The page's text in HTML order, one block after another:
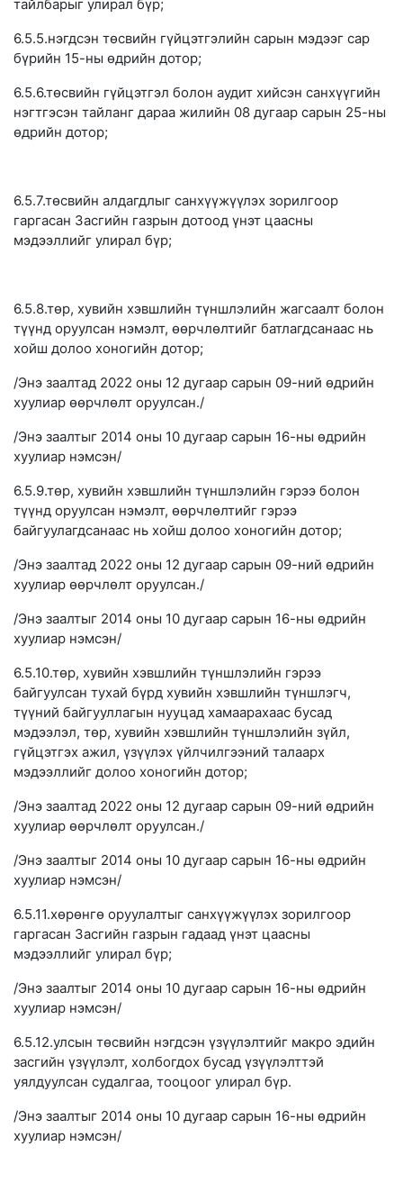
тайлбарыг улирал бүр;
6.5.5.нэгдсэн төсвийн гүйцэтгэлийн сарын мэдээг сар
бүрийн 15-ны өдрийн дотор;
6.5.6.төсвийн гүйцэтгэл болон аудит хийсэн санхүүгийн
нэгтгэсэн тайланг дараа жилийн 08 дугаар сарын 25-ны
өдрийн дотор;
6.5.7.төсвийн алдагдлыг санхүүжүүлэх зорилгоор
гаргасан Засгийн газрын дотоод үнэт цаасны
мэдээллийг улирал бүр;
6.5.8.төр, хувийн хэвшлийн түншлэлийн жагсаалт болон
түүнд оруулсан нэмэлт, өөрчлөлтийг батлагдсанаас нь
хойш долоо хоногийн дотор;
/Энэ заалтад 2022 оны 12 дугаар сарын 09-ний өдрийн
хуулиар өөрчлөлт оруулсан./
/Энэ заалтыг 2014 оны 10 дугаар сарын 16-ны өдрийн
хуулиар нэмсэн/
6.5.9.төр, хувийн хэвшлийн түншлэлийн гэрээ болон
түүнд оруулсан нэмэлт, өөрчлөлтийг гэрээ
байгуулагдсанаас нь хойш долоо хоногийн дотор;
/Энэ заалтад 2022 оны 12 дугаар сарын 09-ний өдрийн
хуулиар өөрчлөлт оруулсан./
/Энэ заалтыг 2014 оны 10 дугаар сарын 16-ны өдрийн
хуулиар нэмсэн/
6.5.10.төр, хувийн хэвшлийн түншлэлийн гэрээ
байгуулсан тухай бүрд хувийн хэвшлийн түншлэгч,
түүний байгууллагын нууцад хамаарахаас бусад
мэдээлэл, төр, хувийн хэвшлийн түншлэлийн зүйл,
гүйцэтгэх ажил, үзүүлэх үйлчилгээний талаарх
мэдээллийг долоо хоногийн дотор;
/Энэ заалтад 2022 оны 12 дугаар сарын 09-ний өдрийн
хуулиар өөрчлөлт оруулсан./
/Энэ заалтыг 2014 оны 10 дугаар сарын 16-ны өдрийн
хуулиар нэмсэн/
6.5.11.хөрөнгө оруулалтыг санхүүжүүлэх зорилгоор
гаргасан Засгийн газрын гадаад үнэт цаасны
мэдээллийг улирал бүр;
/Энэ заалтыг 2014 оны 10 дугаар сарын 16-ны өдрийн
хуулиар нэмсэн/
6.5.12.улсын төсвийн нэгдсэн үзүүлэлтийг макро эдийн
засгийн үзүүлэлт, холбогдох бусад үзүүлэлттэй
уялдуулсан судалгаа, тооцоог улирал бүр.
/Энэ заалтыг 2014 оны 10 дугаар сарын 16-ны өдрийн
хуулиар нэмсэн/